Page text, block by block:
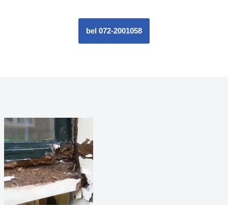
bel 072-2001058